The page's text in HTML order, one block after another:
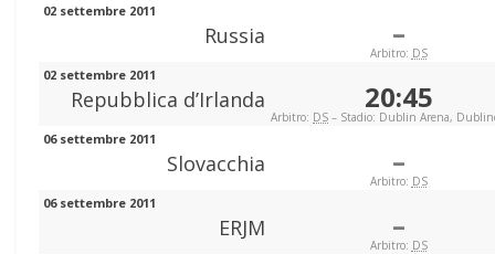
02 settembre 2011
Russia –
Arbitro: DS
02 settembre 2011
Repubblica d’Irlanda 20:45
Arbitro: DS – Stadio: Dublin Arena,
06 settembre 2011
Slovacchia –
Arbitro: DS
06 settembre 2011
ERJM –
Arbitro: DS